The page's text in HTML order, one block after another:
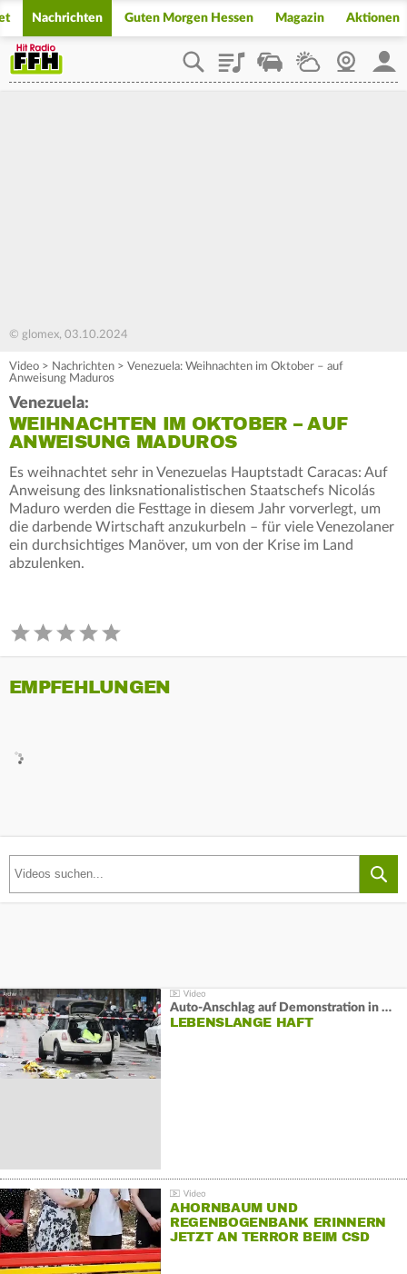
Nachrichten Guten Morgen Hessen Magazin Aktionen
PlaylistStaupilotWetterWebcam
© glomex, 03.10.2024
Video > Nachrichten > Venezuela: Weihnachten im Oktober – auf
Anweisung Maduros
Venezuela:
WEIHNACHTEN IM OKTOBER – AUF
ANWEISUNG MADUROS
Es weihnachtet sehr in Venezuelas Hauptstadt Caracas: Auf
Anweisung des linksnationalistischen Staatschefs Nicolás
Maduro werden die Festtage in diesem Jahr vorverlegt, um
die darbende Wirtschaft anzukurbeln – für viele Venezolaner
ein durchsichtiges Manöver, um von der Krise im Land
abzulenken.
EMPFEHLUNGEN
Auto-Anschlag auf Demonstration in München:
LEBENSLANGE HAFT
AHORNBAUM UND
REGENBOGENBANK ERINNERN
JETZT AN TERROR BEIM CSD